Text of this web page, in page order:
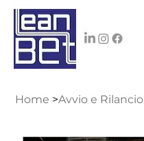
Home >Avvio e